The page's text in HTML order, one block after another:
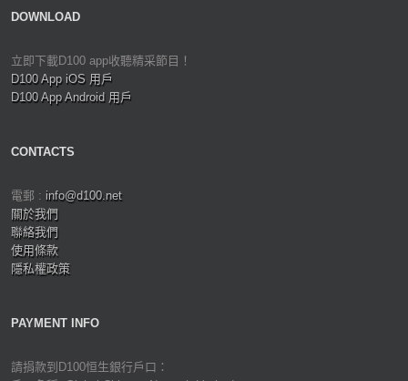
DOWNLOAD
立即下載D100 app收聽精采節目！
D100 App iOS 用戶
D100 App Android 用戶
CONTACTS
電郵 : info@d100.net
關於我們
聯絡我們
使用條款
隱私權政策
PAYMENT INFO
請捐款到D100恒生銀行戶口：